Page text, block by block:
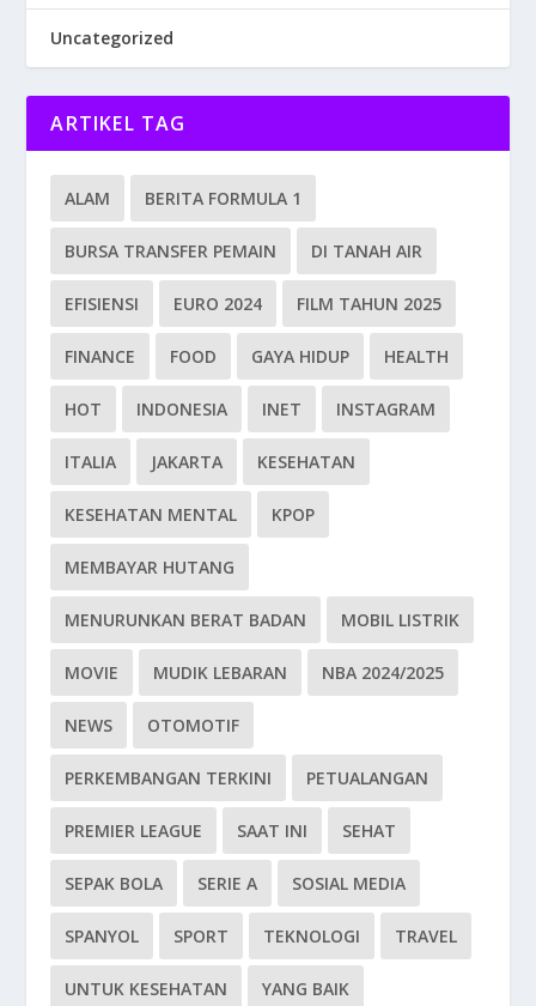
Uncategorized
ARTIKEL TAG
ALAM BERITA FORMULA 1
BURSA TRANSFER PEMAIN DI TANAH AIR
EFISIENSI EURO 2024 FILM TAHUN 2025
FINANCE FOOD GAYA HIDUP HEALTH
HOT INDONESIA INET INSTAGRAM
ITALIA JAKARTA KESEHATAN
KESEHATAN MENTAL KPOP
MEMBAYAR HUTANG
MENURUNKAN BERAT BADAN MOBIL LISTRIK
MOVIE MUDIK LEBARAN NBA 2024/2025
NEWS OTOMOTIF
PERKEMBANGAN TERKINI PETUALANGAN
PREMIER LEAGUE SAAT INI SEHAT
SEPAK BOLA SERIE A SOSIAL MEDIA
SPANYOL SPORT TEKNOLOGI TRAVEL
UNTUK KESEHATAN YANG BAIK